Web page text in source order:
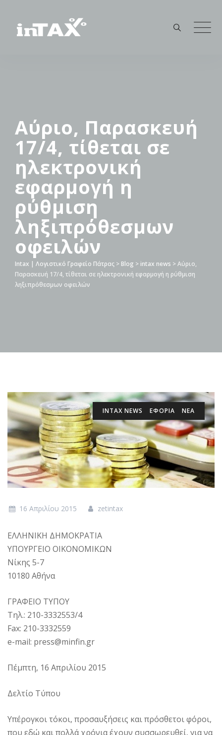
content
Αύριο, Παρασκευή
17/4, τίθεται σε
ηλεκτρονική
εφαρμογή η
ρύθμιση
ληξιπρόθεσμων
οφειλών
Intax | Λογιστικό Γραφείο Πάτρας > Blog > intax news >Αύριο,
Παρασκευή 17/4, τίθεται σε ηλεκτρονική εφαρμογή η ρύθμιση
ληξιπρόθεσμων οφειλών
INTAX NEWS ΕΦΟΡΙΑ ΝΕΑ
16 Απριλίου 2015 zetintax
ΕΛΛΗΝΙΚΗ ΔΗΜΟΚΡΑΤΙΑ
ΥΠΟΥΡΓΕΙΟ ΟΙΚΟΝΟΜΙΚΩΝ
Νίκης 5-7
10180 Αθήνα
ΓΡΑΦΕΙΟ ΤΥΠΟΥ
Tηλ.: 210-3332553/4
Fax: 210-3332559
e-mail: press@minfin.gr
Πέμπτη, 16 Απριλίου 2015
Δελτίο Τύπου
Υπέρογκοι τόκοι, προσαυξήσεις και πρόσθετοι φόροι,
που εδώ και πολλά χρόνια έχουν συσσωρευθεί, για να